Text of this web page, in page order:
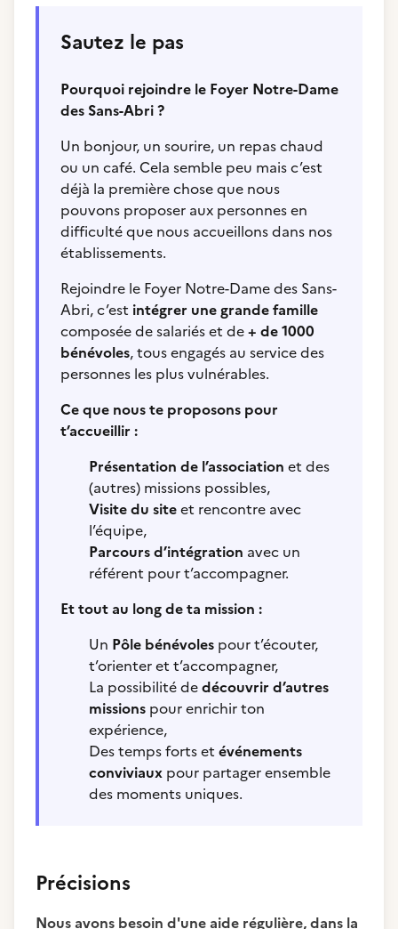
Sautez le pas
Pourquoi rejoindre le Foyer Notre-Dame
des Sans-Abri ?
Un bonjour, un sourire, un repas chaud
ou un café. Cela semble peu mais c’est
déjà la première chose que nous
pouvons proposer aux personnes en
difficulté que nous accueillons dans nos
établissements.
Rejoindre le Foyer Notre-Dame des Sans-
Abri, c’est intégrer une grande famille
composée de salariés et de+ de 1000
bénévoles, tous engagés au service des
personnes les plus vulnérables.
Ce que nous te proposons pour
t’accueillir :
Présentation de l’association et des
(autres) missions possibles,
Visite du siteet rencontre avec
l’équipe,
Parcours d’intégration avec un
référent pour t’accompagner.
Et tout au long de ta mission :
Un Pôle bénévoles pour t’écouter,
t’orienter et t’accompagner,
La possibilité dedécouvrir d’autres
missions pour enrichir ton
expérience,
Des temps forts et événements
conviviaux pour partager ensemble
des moments uniques.
Précisions
Nous avons besoin d'une aide régulière, dans la